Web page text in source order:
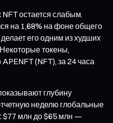
остается слабым.
на 1,68% на фоне общего
его одним из худших
токены,
(NFT), за 24 часа
глубину
неделю глобальные
$77 млн до $65 млн —